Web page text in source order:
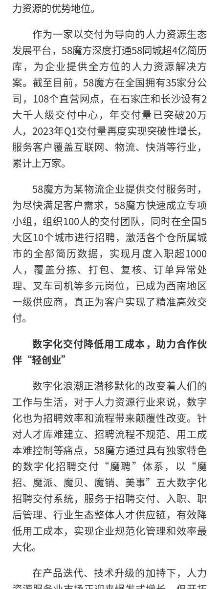
力资源的优势地位。
作为一家以交付为导向的人力资源生态
发展平台，58魔方深度打通58同城超4亿简历
库，为企业提供全方位的人力资源解决方
案。截至目前，58魔方在全国拥有35家分公
司，108个直营网点，在石家庄和长沙设有2
大千人级交付中心，年交付量已突破20万
人，2023年Q1交付量再度实现突破性增长，
服务客户覆盖互联网、物流、快消等行业，
累计上万家。
58魔方为某物流企业提供交付服务时，
为尽快满足客户需求，58魔方快速成立专项
小组，组织100人的交付团队，同时在全国5
大区10个城市进行招聘，激活各个仓所属城
市的全部简历数据，实现月度入职超1000
人，覆盖分拣、打包、复核、订单异常处
理、叉车司机等多元岗位，已成为西南地区
一级供应商，真正为客户实现了精准高效交
付。
数字化交付降低用工成本， 助力合作伙
伴“轻创业”
数字化浪潮正潜移默化的改变着人们的
工作与生活，对于人力资源行业来说，数字
化也为招聘效率和流程带来颠覆性改变。针
对人才库难建立、招聘流程不规范、用工成
本难控制等痛点，58魔方通过具有独家特色
的数字化招聘交付“魔聘”体系，以“魔
招、魔派、魔贝、魔销、美事”五大数字化
招聘交付系统，服务于招聘交付、入职、职
后管理、行业生态整体人才供应链，有效降
低用工成本，实现企业规范化管理和效率最
大化。
在产品迭代、技术升级的加持下，人力